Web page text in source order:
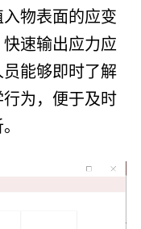
物表面的应变
速输出应力应
能够即时了解
为，便于及时